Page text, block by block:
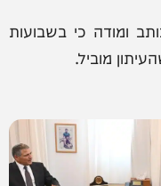
ומודה כי בשבועות
מוביל.